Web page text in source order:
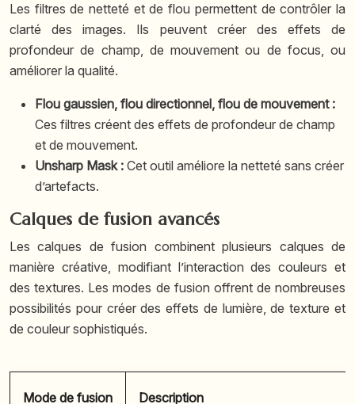
Les filtres de netteté et de flou permettent de contrôler la
clarté des images. Ils peuvent créer des effets de
profondeur de champ, de mouvement ou de focus, ou
améliorer la qualité.
Flou gaussien, flou directionnel, flou de mouvement :
Ces filtres créent des effets de profondeur de champ
et de mouvement.
Unsharp Mask : Cet outil améliore la netteté sans créer
d’artefacts.
Calques de fusion avancés
Les calques de fusion combinent plusieurs calques de
manière créative, modifiant l’interaction des couleurs et
des textures. Les modes de fusion offrent de nombreuses
possibilités pour créer des effets de lumière, de texture et
de couleur sophistiqués.
Mode de fusion Description